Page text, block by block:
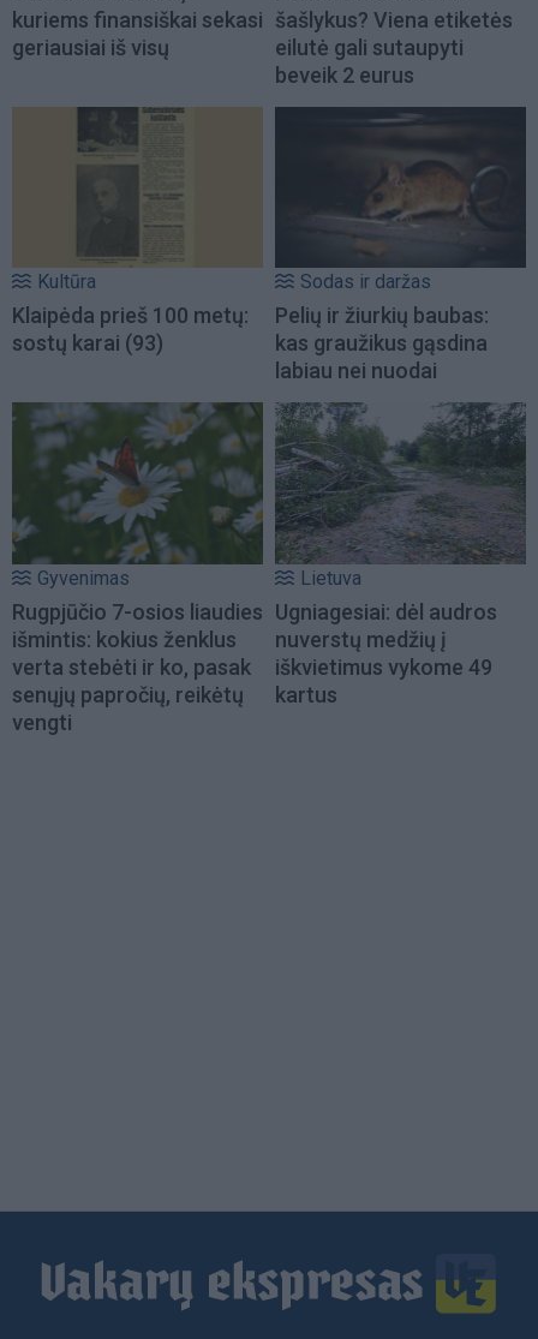
kuriems finansiškai sekasi
geriausiai iš visų
šašlykus? Viena etiketės
eilutė gali sutaupyti
beveik 2 eurus
Kultūra
Klaipėda prieš 100 metų:
sostų karai (93)
Sodas ir daržas
Pelių ir žiurkių baubas:
kas graužikus gąsdina
labiau nei nuodai
Gyvenimas
Rugpjūčio 7-osios liaudies
išmintis: kokius ženklus
verta stebėti ir ko, pasak
senųjų papročių, reikėtų
vengti
Lietuva
Ugniagesiai: dėl audros
nuverstų medžių į
iškvietimus vykome 49
kartus